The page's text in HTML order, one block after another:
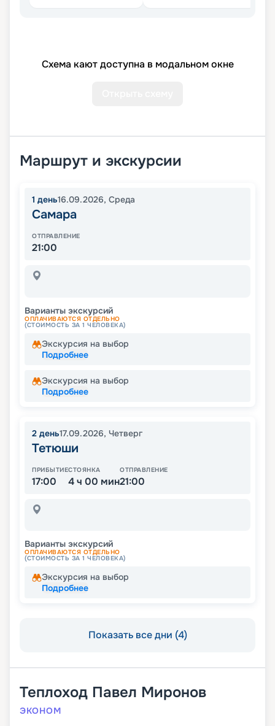
Схема кают доступна в модальном окне
Маршрут и экскурсии
1 день16.09.2026, Среда
Самара
ОТПРАВЛЕНИЕ
21:00
Варианты экскурсий
ОПЛАЧИВАЮТСЯ ОТДЕЛЬНО
(СТОИМОСТЬ ЗА 1 ЧЕЛОВЕКА)
Экскурсия на выбор
Подробнее
Экскурсия на выбор
Подробнее
2 день17.09.2026, Четверг
Тетюши
ПРИБЫТИЕ
17:00
СТОЯНКА
4 ч 00 мин
ОТПРАВЛЕНИЕ
21:00
Варианты экскурсий
ОПЛАЧИВАЮТСЯ ОТДЕЛЬНО
(СТОИМОСТЬ ЗА 1 ЧЕЛОВЕКА)
Экскурсия на выбор
Подробнее
Показать все дни (4)
Теплоход Павел Миронов
ЭКОНОМ